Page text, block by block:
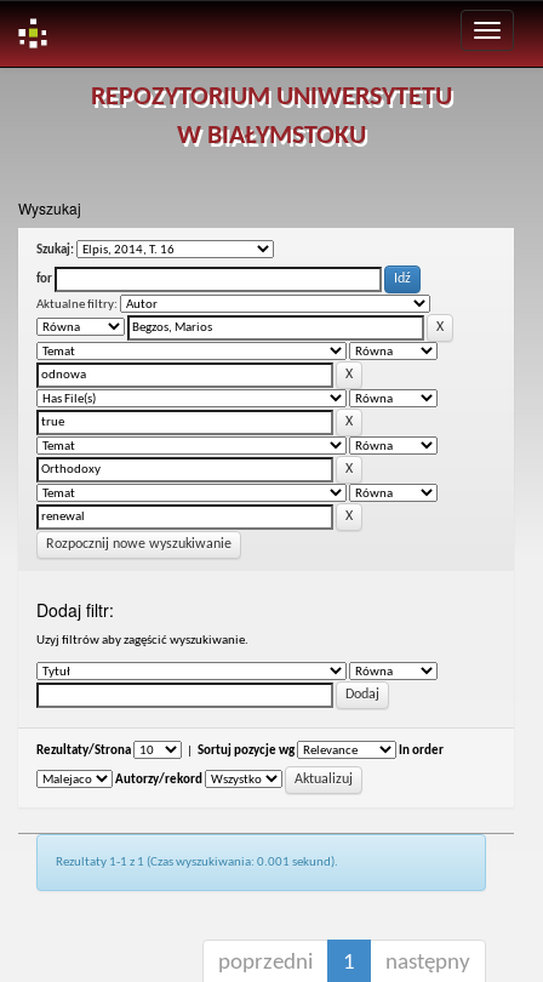
REPOZYTORIUM UNIWERSYTETU
W BIAŁYMSTOKU
Wyszukaj
Szukaj:
for
Aktualne filtry:
Rozpocznij nowe wyszukiwanie
Dodaj filtr:
Uzyj filtrów aby zagęścić wyszukiwanie.
Rezultaty/Strona Sortuj pozycje wg In order
Autorzy/rekord
Rezultaty 1-1 z 1 (Czas wyszukiwania: 0.001 sekund).
poprzedni 1 następny